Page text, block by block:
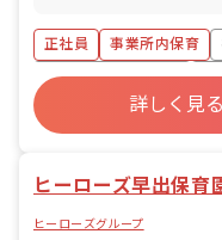
す。 ・食事・
着脱等 ・集団
・行事の計画
正社員 事業所内保育
ボーナス・賞与あり
有
昇給昇進あ
詳しく見る
ヒーローズ早出保育
ヒーローズグループ